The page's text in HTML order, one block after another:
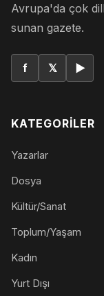
Avrupa'da çok
sunan gazete.
f 𝕏 ▶
KATEGORILER
Yazarlar
Dosya
Kültür/Sanat
Toplum/Yaşam
Kadın
Yurt Dışı